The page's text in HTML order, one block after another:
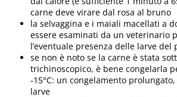
carne deve virare dal rosa al bruno
la selvaggina e i maiali macellati a
essere esaminati da un veterinario
l’eventuale presenza delle larve del
se non è noto se la carne è stata
trichinoscopico, è bene congelarla
-15°C: un congelamento
larve